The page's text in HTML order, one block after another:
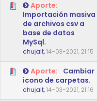
Aporte:
Importación masiva
de archivos csv a
base de datos
MySql.
chujalt,14-03-2021, 21:15
Aporte:
Cambiar
icono de carpetas.
chujalt,14-03-2021, 21:16